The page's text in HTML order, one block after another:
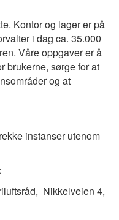
Kontor og lager er på
i dag ca. 35.000
Våre oppgaver er å
brukerne, sørge for at
og at
instanser utenom
Nikkelveien 4,